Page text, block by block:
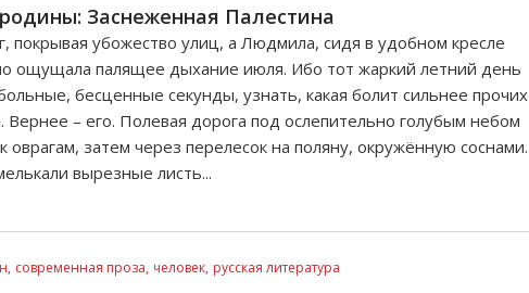
Заснеженная Палестина
покрывая убожество улиц, а Людмила, сидя в удобном кресле
ощущала палящее дыхание июля. Ибо тот жаркий летний день
бесценные секунды, узнать, какая болит сильнее прочих
Вернее – его. Полевая дорога под ослепительно голубым небом
затем через перелесок на поляну, окружённую соснами.
вырезные листь...
современная проза, человек, русская литература